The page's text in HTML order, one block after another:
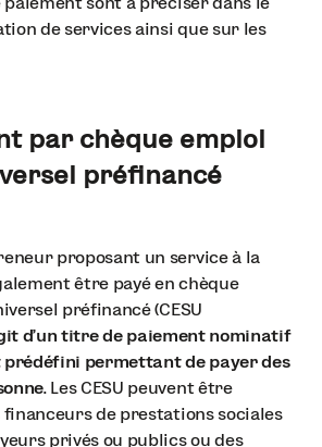
de services ainsi que sur les
par chèque emploi
préfinancé
proposant un service à la
être payé en chèque
préfinancé (CESU
d’un titre de paiement nominatif
prédéfini permettant de payer des
. Les CESU peuvent être
financeurs de prestations sociales
privés ou publics ou des